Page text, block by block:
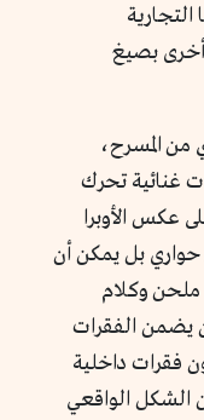
أخرى بصيغ
من المسرح،
غنائية تحرك
عكس الأوبرا
بل يمكن أن
ملحن وكلام
يضمن الفقرات
فقرات داخلية
الشكل الواقعي